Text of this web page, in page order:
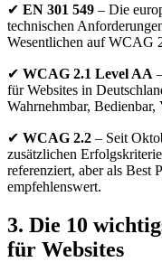
✔ EN 301 549 – Die
technischen
Wesentlichen auf WCAG
✔ WCAG 2.1 Level AA
für Websites in
Wahrnehmbar, Bedienbar,
✔ WCAG 2.2 – Seit
zusätzlichen
referenziert, aber als Best
empfehlenswert.
3. Die 10
für Websites